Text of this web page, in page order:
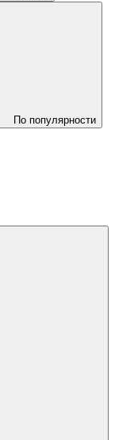
По популярности